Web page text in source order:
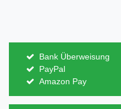
Bank Überweisung
PayPal
Amazon Pay